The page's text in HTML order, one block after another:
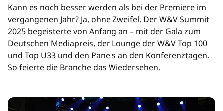
Kann es noch besser werden als bei der Premiere im
vergangenen Jahr? Ja, ohne Zweifel. Der W&V Summit
2025 begeisterte von Anfang an – mit der Gala zum
Deutschen Mediapreis, der Lounge der W&V Top 100
und Top U33 und den Panels an den Konferenztagen.
So feierte die Branche das Wiedersehen.